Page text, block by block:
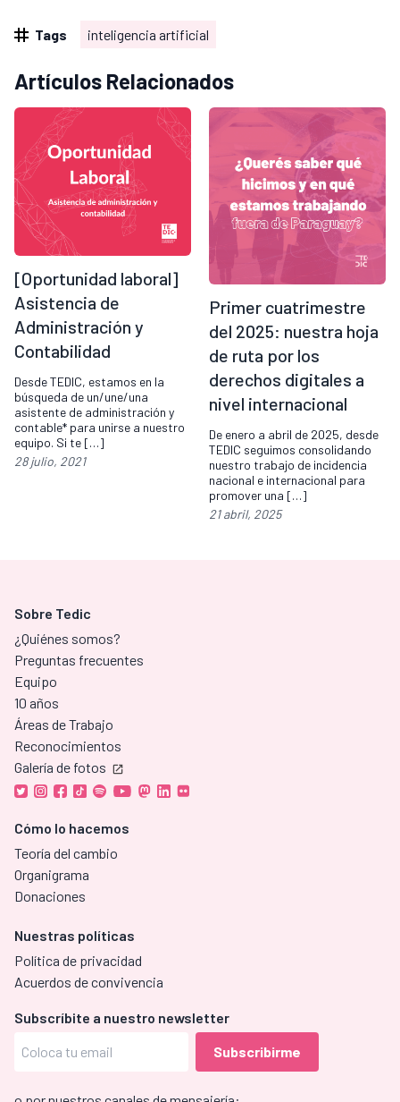
Tags inteligencia artificial
Artículos Relacionados
[Oportunidad laboral]
Asistencia de
Administración y
Contabilidad
Desde TEDIC, estamos en la
búsqueda de un/une/una
asistente de administración y
contable* para unirse a nuestro
equipo. Si te […]
28 julio, 2021
Primer cuatrimestre
del 2025: nuestra hoja
de ruta por los
derechos digitales a
nivel internacional
De enero a abril de 2025, desde
TEDIC seguimos consolidando
nuestro trabajo de incidencia
nacional e internacional para
promover una […]
21 abril, 2025
Sobre Tedic
¿Quiénes somos?
Preguntas frecuentes
Equipo
10 años
Áreas de Trabajo
Reconocimientos
Galería de fotos
Cómo lo hacemos
Teoría del cambio
Organigrama
Donaciones
Nuestras políticas
Política de privacidad
Acuerdos de convivencia
Subscríbite a nuestro newsletter